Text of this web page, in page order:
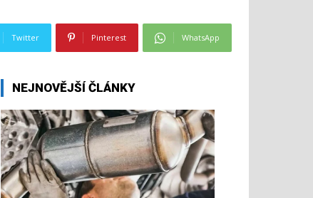
Twitter Pinterest WhatsApp
NEJNOVĚJŠÍ ČLÁNKY